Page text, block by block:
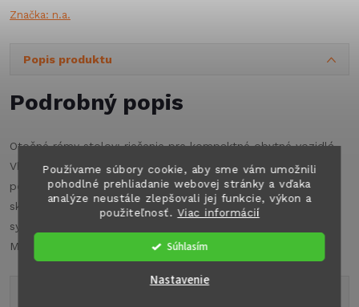
Používame súbory cookie, aby sme vám umožnili
pohodlné prehliadanie webovej stránky a vďaka
analýze neustále zlepšovali jej funkcie, výkon a
použiteľnosť.Viac informácií
Súhlasím
Nastavenie
Značka: n.a.
Popis produktu
Podrobný popis
Otočné rámy stolov: riešenie pre kompaktné obytné vozidlá.
Vhodné pre pevnú montáž a posuvné lavice. Vyrobené z
pozinkovanej oceľovej rúrky s montážnymi dielmi. Ľahko sa
skladujú. Možno skrátiť na výšku. Stolový rám pre stolový
systém Reimo Variotech, napr. pre Miami, Lucky atď.
Montážna doska cca 019 cm, polomer otáčania cca 30 cm.